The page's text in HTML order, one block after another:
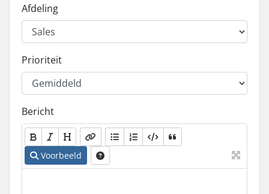
Afdeling
Prioriteit
Bericht
Voorbeeld